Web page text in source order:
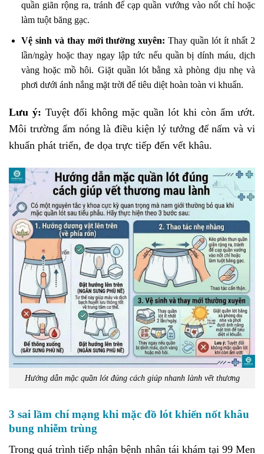
quần giãn rộng ra, tránh để cạp quần vướng vào nốt chỉ hoặc
làm tuột băng gạc.
Vệ sinh và thay mới thường xuyên: Thay quần lót ít nhất 2
lần/ngày hoặc thay ngay lập tức nếu quần bị dính máu, dịch
vàng hoặc mồ hôi. Giặt quần lót bằng xà phòng dịu nhẹ và
phơi dưới ánh nắng mặt trời để tiêu diệt hoàn toàn vi khuẩn.
Lưu ý: Tuyệt đối không mặc quần lót khi còn ẩm ướt.
Môi trường ẩm nóng là điều kiện lý tưởng để nấm và vi
khuẩn phát triển, đe dọa trực tiếp đến vết khâu.
Hướng dẫn mặc quần lót đúng cách giúp nhanh lành vết thương
3 sai lầm chí mạng khi mặc đồ lót khiến nốt khâu
bung nhiễm trùng
Trong quá trình tiếp nhận bệnh nhân tái khám tại 99 Men